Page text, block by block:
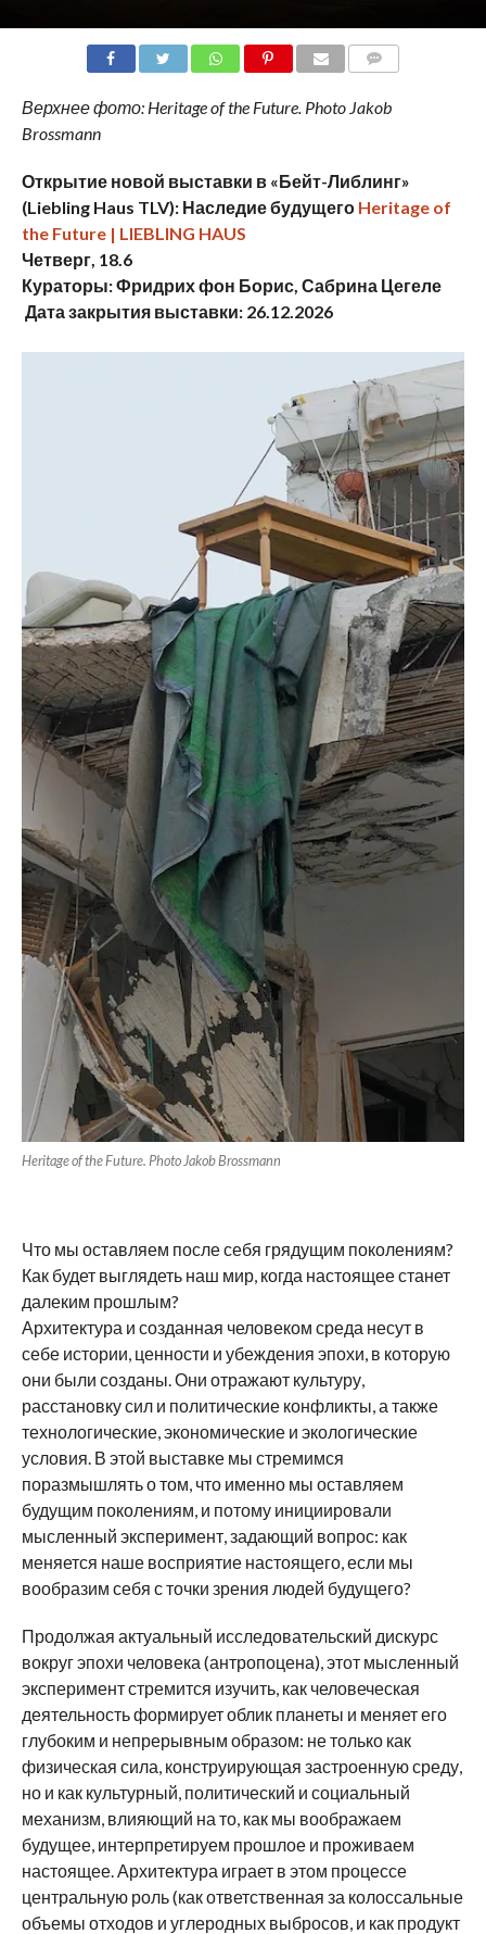
Верхнее фото: Heritage of the Future. Photo Jakob
Brossmann
Открытие новой выставки в «Бейт-Либлинг»
(Liebling Haus TLV): Наследие будущего Heritage of
the Future | LIEBLING HAUS
Четверг, 18.6
Кураторы: Фридрих фон Борис, Сабрина Цегеле
Дата закрытия выставки: 26.12.2026
Heritage of the Future. Photo Jakob Brossmann
Что мы оставляем после себя грядущим поколениям?
Как будет выглядеть наш мир, когда настоящее станет
далеким прошлым?
Архитектура и созданная человеком среда несут в
себе истории, ценности и убеждения эпохи, в которую
они были созданы. Они отражают культуру,
расстановку сил и политические конфликты, а также
технологические, экономические и экологические
условия. В этой выставке мы стремимся
поразмышлять о том, что именно мы оставляем
будущим поколениям, и потому инициировали
мысленный эксперимент, задающий вопрос: как
меняется наше восприятие настоящего, если мы
вообразим себя с точки зрения людей будущего?
Продолжая актуальный исследовательский дискурс
вокруг эпохи человека (антропоцена), этот мысленный
эксперимент стремится изучить, как человеческая
деятельность формирует облик планеты и меняет его
глубоким и непрерывным образом: не только как
физическая сила, конструирующая застроенную среду,
но и как культурный, политический и социальный
механизм, влияющий на то, как мы воображаем
будущее, интерпретируем прошлое и проживаем
настоящее. Архитектура играет в этом процессе
центральную роль (как ответственная за колоссальные
объемы отходов и углеродных выбросов, и как продукт